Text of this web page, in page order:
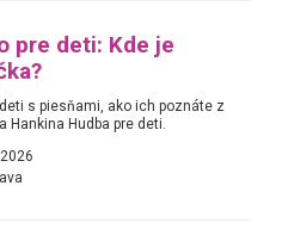
pre deti: Kde je
s piesňami, ako ich poznáte z
Hankina Hudba pre deti.